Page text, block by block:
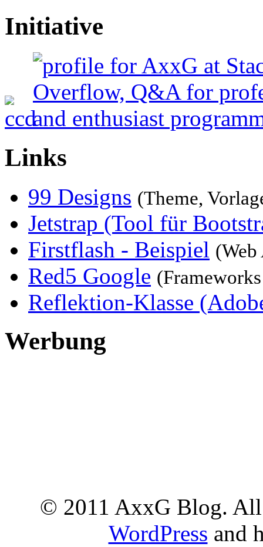
Initiative
Links
99 Designs (Theme,
Jetstrap (Tool für
Firstflash - Beispiel (Web
Red5 Google
Reflektion-Klasse
Werbung
© 2011 AxxG Blog. All
WordPress and